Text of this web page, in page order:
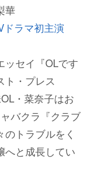
華
ドラマ初主演
ッセイ『OLです
ト・プレス
・菜奈子はお
バクラ『クラブ
トラブルをく
へと成長してい